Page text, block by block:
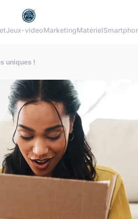
Jeux-videoMarketingMatériel
uniques !